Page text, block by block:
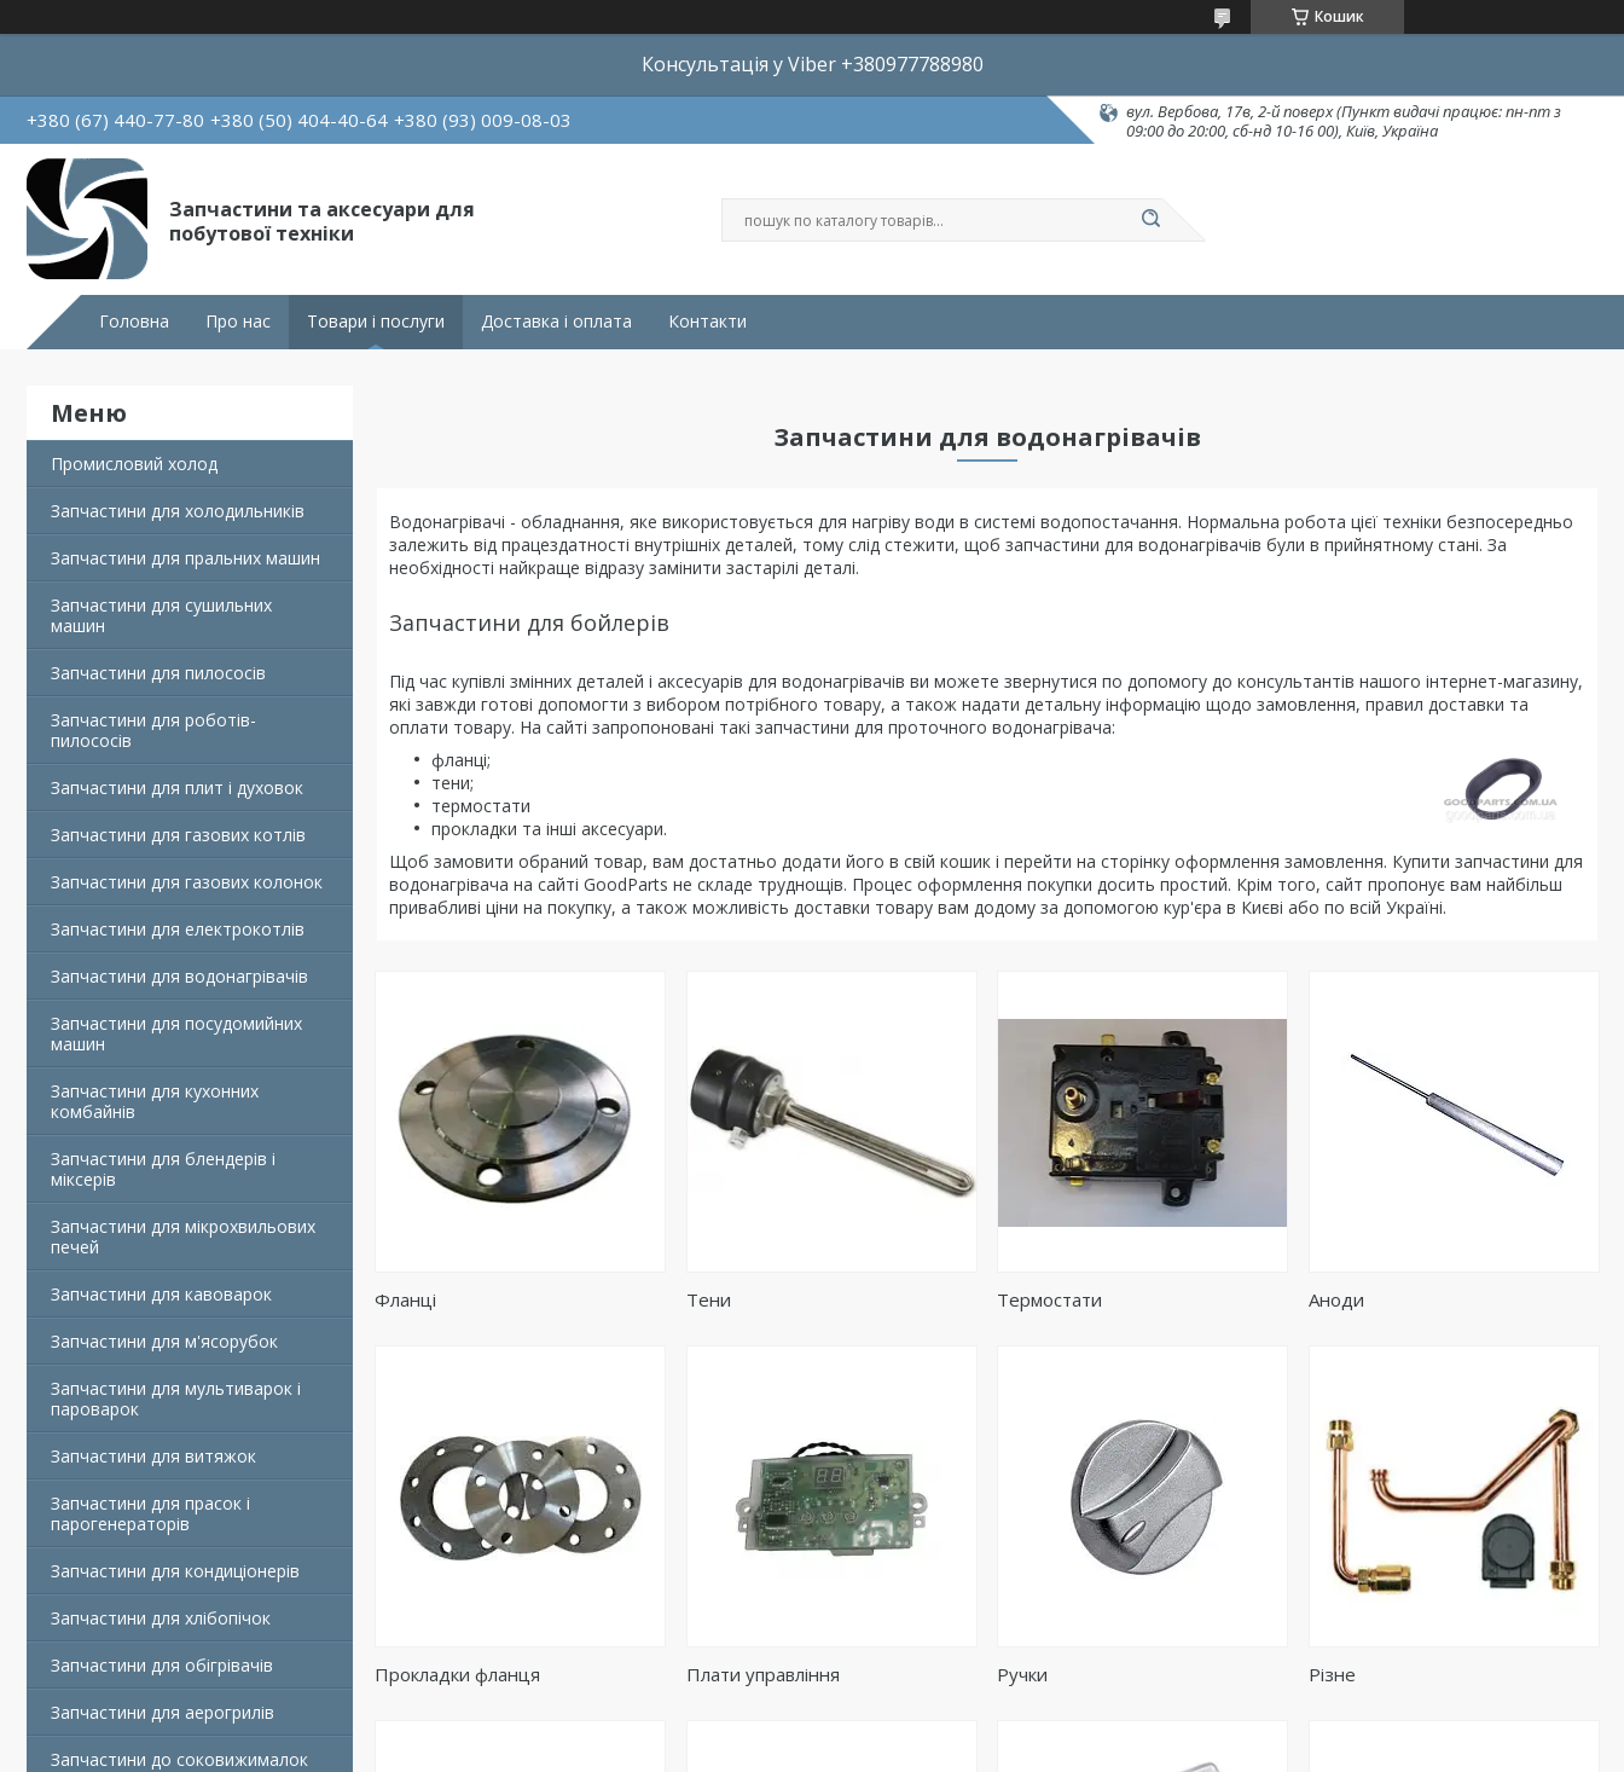
Кошик
Консультація у Viber +380977788980
+380 (67) 440-77-80 +380 (50) 404-40-64 +380 (93) 009-08-03
вул. Вербова, 17в, 2-й поверх (Пункт видачі працює: пн-пт з
09:00 до 20:00, сб-нд 10-16 00), Київ, Україна
Запчастини та аксесуари для
побутової техніки
Головна Про нас Товари і послуги Доставка і оплата Контакти
Промисловий холод
Запчастини для холодильників
Запчастини для пральних машин
Запчастини для сушильних
машин
Запчастини для пилососів
Запчастини для роботів-
пилососів
Запчастини для плит і духовок
Запчастини для газових котлів
Запчастини для газових колонок
Запчастини для електрокотлів
Запчастини для водонагрівачів
Запчастини для посудомийних
машин
Запчастини для кухонних
комбайнів
Запчастини для блендерів і
міксерів
Запчастини для мікрохвильових
печей
Запчастини для кавоварок
Запчастини для м'ясорубок
Запчастини для мультиварок і
пароварок
Запчастини для витяжок
Запчастини для прасок і
парогенераторів
Запчастини для кондиціонерів
Запчастини для хлібопічок
Запчастини для обігрівачів
Запчастини для аерогрилів
Запчастини до соковижималок
Запчастини для водонагрівачів
Водонагрівачі - обладнання, яке використовується для нагріву води в системі водопостачання. Нормальна робота цієї техніки безпосередньо
залежить від працездатності внутрішніх деталей, тому слід стежити, щоб запчастини для водонагрівачів були в прийнятному стані. За
необхідності найкраще відразу замінити застарілі деталі.
Запчастини для бойлерів
Під час купівлі змінних деталей і аксесуарів для водонагрівачів ви можете звернутися по допомогу до консультантів нашого інтернет-магазину,
які завжди готові допомогти з вибором потрібного товару, а також надати детальну інформацію щодо замовлення, правил доставки та
оплати товару. На сайті запропоновані такі запчастини для проточного водонагрівача:
фланці;
тени;
термостати
прокладки та інші аксесуари.
Щоб замовити обраний товар, вам достатньо додати його в свій кошик і перейти на сторінку оформлення замовлення. Купити запчастини для
водонагрівача на сайті GoodParts не складе труднощів. Процес оформлення покупки досить простий. Крім того, сайт пропонує вам найбільш
привабливі ціни на покупку, а також можливість доставки товару вам додому за допомогою кур'єра в Києві або по всій Україні.
Фланці Тени Термостати Аноди
Прокладки фланця Плати управління Ручки Різне